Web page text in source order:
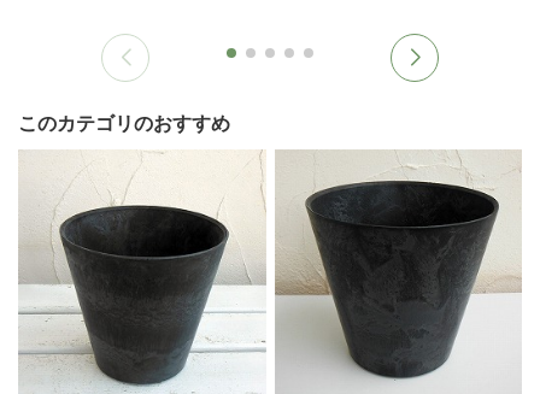
このカテゴリのおすすめ